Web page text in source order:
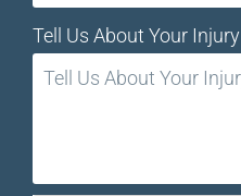
Tell Us About Your Injury